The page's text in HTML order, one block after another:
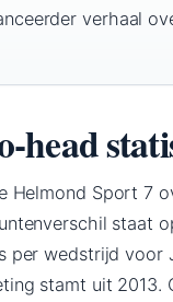
verhaal
head
Helmond Sport 7
staat
per wedstrijd voor
stamt uit